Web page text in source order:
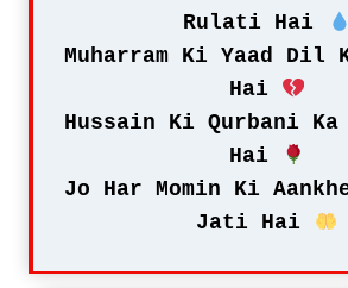
Rulati Hai
Muharram Ki Yaad Dil
Hai
Hussain Ki Qurbani Ka
Hai
Jo Har Momin Ki
Jati Hai